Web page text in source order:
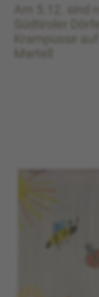
Am 5.12. sind
Südtiroler
Krampusse
Martell